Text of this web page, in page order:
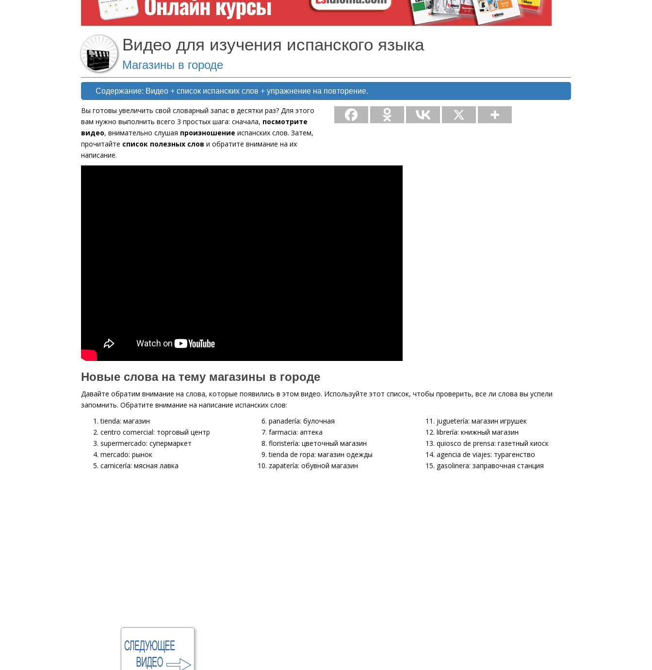
Видео для изучения испанского языка
Магазины в городе
Содержание: Видео + список испанских слов + упражнение на повторение.
Вы готовы увеличить свой словарный запас в десятки раз? Для этого
вам нужно выполнить всего 3 простых шага: сначала, посмотрите
видео, внимательно слушая произношение испанских слов. Затем,
прочитайте список полезных слов и обратите внимание на их
написание.
Новые слова на тему магазины в городе
Давайте обратим внимание на слова, которые появились в этом видео. Используйте этот список, чтобы проверить, все ли слова вы успели
запомнить. Обратите внимание на написание испанских слов:
tienda: магазин
centro comercial: торговый центр
supermercado: супермаркет
mercado: рынок
carnicería: мясная лавка
panadería: булочная
farmacia: аптека
floristería: цветочный магазин
tienda de ropa: магазин одежды
zapatería: обувной магазин
juguetería: магазин игрушек
librería: книжный магазин
quiosco de prensa: газетный киоск
agencia de viajes: турагенство
gasolinera: заправочная станция